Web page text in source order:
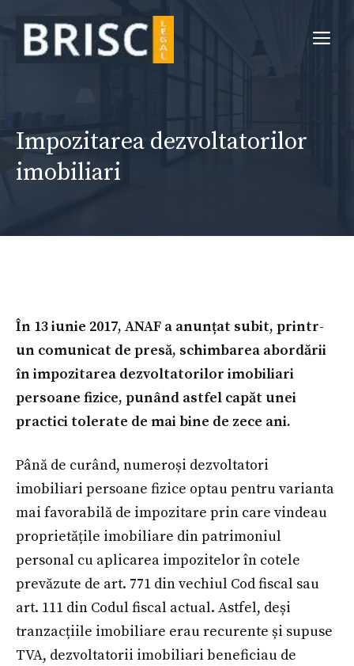
conținut
Impozitarea dezvoltatorilor
imobiliari
În 13 iunie 2017, ANAF a anunțat subit, printr-
un comunicat de presă, schimbarea abordării
în impozitarea dezvoltatorilor imobiliari
persoane fizice, punând astfel capăt unei
practici tolerate de mai bine de zece ani.
Până de curând, numeroși dezvoltatori
imobiliari persoane fizice optau pentru varianta
mai favorabilă de impozitare prin care vindeau
proprietățile imobiliare din patrimoniul
personal cu aplicarea impozitelor în cotele
prevăzute de art. 771 din vechiul Cod fiscal sau
art. 111 din Codul fiscal actual. Astfel, deși
tranzacțiile imobiliare erau recurente și supuse
TVA, dezvoltatorii imobiliari beneficiau de